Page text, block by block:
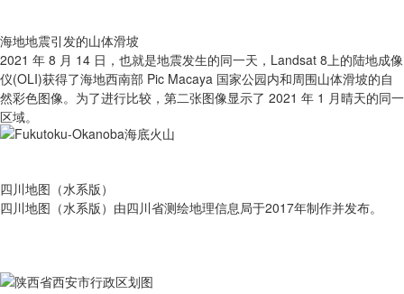
海地地震引发的山体滑坡
2021 年 8 月 14 日，也就是地震发生的同一天，Landsat 8上的陆地成像
仪(OLI)获得了海地西南部 Pic Macaya 国家公园内和周围山体滑坡的自
然彩色图像。为了进行比较，第二张图像显示了 2021 年 1 月晴天的同一
区域。
四川地图（水系版）
四川地图（水系版）由四川省测绘地理信息局于2017年制作并发布。